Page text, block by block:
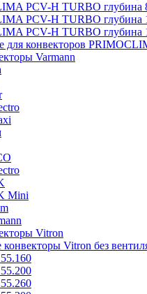
PCV-H TURBO глубина
PCV-H TURBO глубина
PCV-H TURBO глубина
конвекторов
Varmann
Mini
Vitron
Vitron без